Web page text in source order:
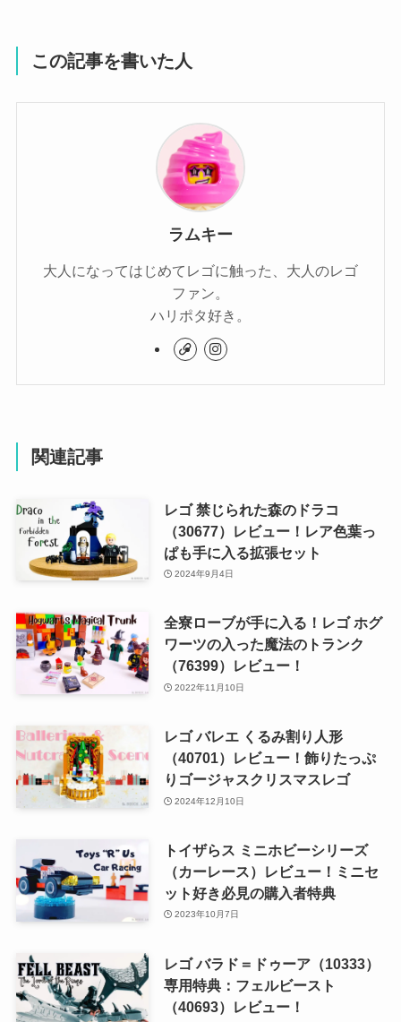
この記事を書いた人
ラムキー
大人になってはじめてレゴに触った、大人のレゴ
ファン。
ハリポタ好き。
関連記事
レゴ 禁じられた森のドラコ
（30677）レビュー！レア色葉っ
ぱも手に入る拡張セット
2024年9月4日
全寮ローブが手に入る！レゴ ホグ
ワーツの入った魔法のトランク
（76399）レビュー！
2022年11月10日
レゴ バレエ くるみ割り人形
（40701）レビュー！飾りたっぷ
りゴージャスクリスマスレゴ
2024年12月10日
トイザらス ミニホビーシリーズ
（カーレース）レビュー！ミニセ
ット好き必見の購入者特典
2023年10月7日
レゴ バラド＝ドゥーア（10333）
専用特典：フェルビースト
（40693）レビュー！